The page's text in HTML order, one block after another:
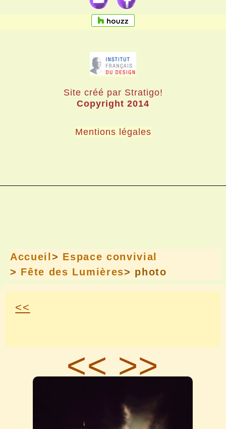
Site créé par Stratigo!
Copyright 2014
Mentions légales
Accueil > Espace convivial
> Fête des Lumières> photo
<<
<< >>